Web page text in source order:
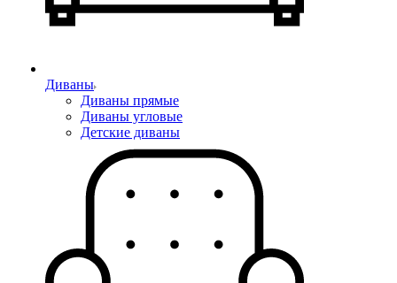
Диваны
Диваны прямые
Диваны угловые
Детские диваны